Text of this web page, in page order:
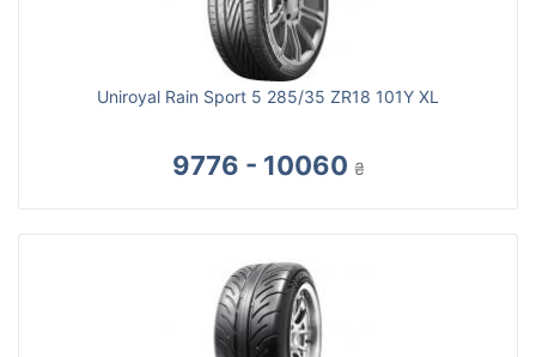
Uniroyal Rain Sport 5 285/35 ZR18 101Y XL
9776 - 10060 ₴